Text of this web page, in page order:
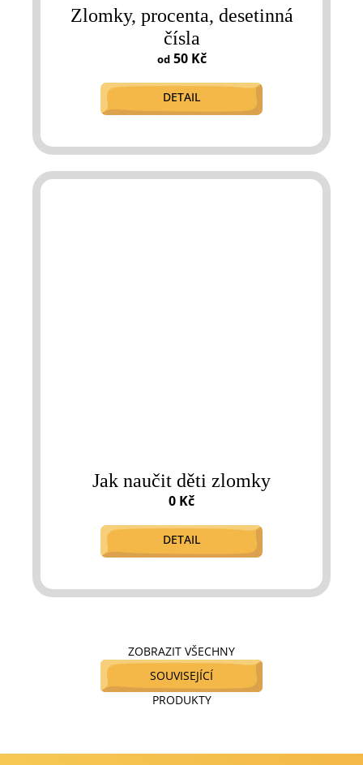
Zlomky, procenta, desetinná
čísla
od50 Kč
DETAIL
Jak naučit děti zlomky
0 Kč
DETAIL
ZOBRAZIT VŠECHNY
SOUVISEJÍCÍ
PRODUKTY